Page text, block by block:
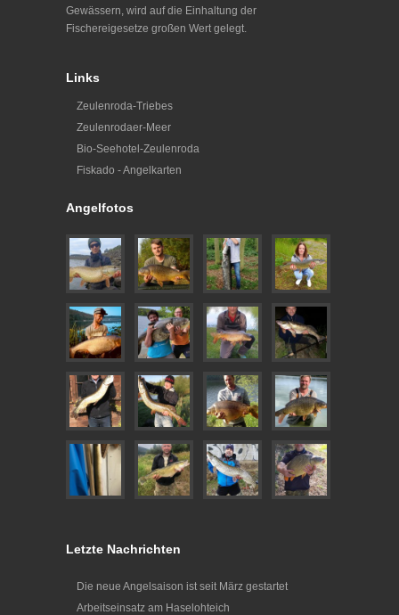
Gewässern, wird auf die Einhaltung der
Fischereigesetze großen Wert gelegt.
Links
Zeulenroda-Triebes
Zeulenrodaer-Meer
Bio-Seehotel-Zeulenroda
Fiskado - Angelkarten
Angelfotos
Letzte Nachrichten
Die neue Angelsaison ist seit März gestartet
Arbeitseinsatz am Haselohteich